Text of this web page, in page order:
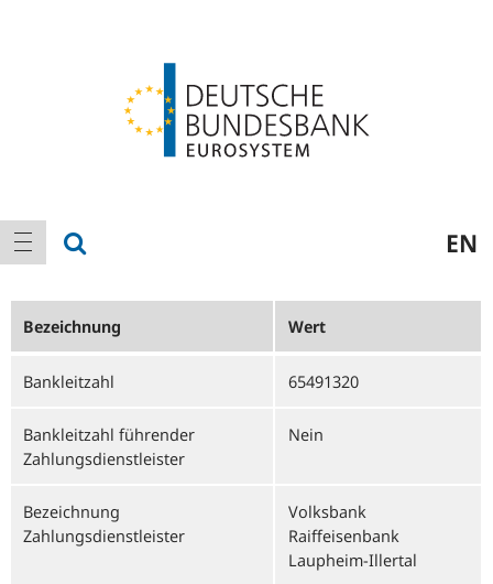
Hauptnavigation
Navigation anzeigen EN
Bezeichnung Wert
Bankleitzahl 65491320
Bankleitzahl führender
Zahlungsdienstleister
Nein
Bezeichnung
Zahlungsdienstleister
Volksbank
Raiffeisenbank
Laupheim-Illertal